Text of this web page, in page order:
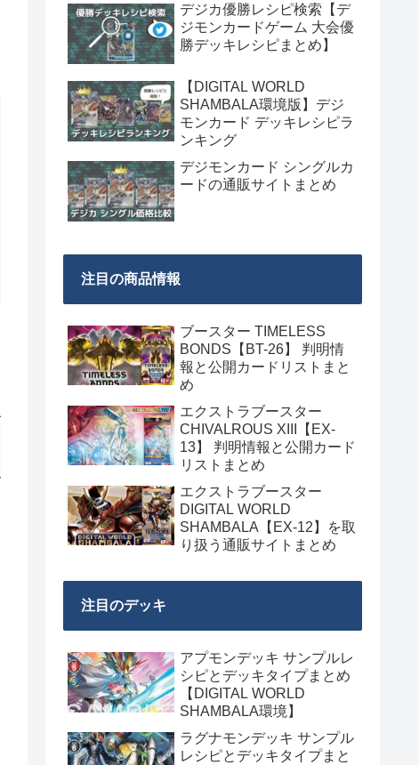
デジカ優勝レシピ検索【デ
ジモンカードゲーム 大会優
勝デッキレシピまとめ】
【DIGITAL WORLD
SHAMBALA環境版】デジ
モンカード デッキレシピラ
ンキング
デジモンカード シングルカ
ードの通販サイトまとめ
注目の商品情報
ブースター TIMELESS
BONDS【BT-26】 判明情
報と公開カードリストまと
め
エクストラブースター
CHIVALROUS XIII【EX-
13】 判明情報と公開カード
リストまとめ
エクストラブースター
DIGITAL WORLD
SHAMBALA【EX-12】を取
り扱う通販サイトまとめ
注目のデッキ
アプモンデッキ サンプルレ
シピとデッキタイプまとめ
【DIGITAL WORLD
SHAMBALA環境】
ラグナモンデッキ サンプル
レシピとデッキタイプまと